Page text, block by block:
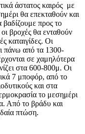
άστατος καιρός με
θα επεκταθούν και
προς το
βροχές θα ενταθούν
καταιγίδες. Οι
πάνω από τα 1300-
σε χαμηλότερα
στα 600-800μ. Οι
7 μποφόρ, από το
και στα
το μεσημέρι
Από το βράδυ και
πτώση.